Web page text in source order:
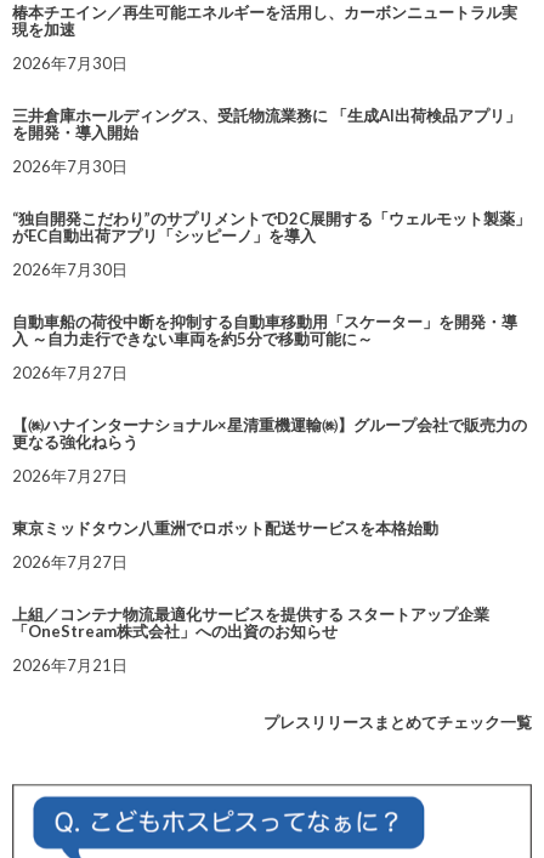
椿本チエイン／再生可能エネルギーを活用し、カーボンニュートラル実
現を加速
2026年7月30日
三井倉庫ホールディングス、受託物流業務に 「生成AI出荷検品アプリ」
を開発・導入開始
2026年7月30日
“独自開発こだわり”のサプリメントでD2C展開する「ウェルモット製薬」
がEC自動出荷アプリ「シッピーノ」を導入
2026年7月30日
自動車船の荷役中断を抑制する自動車移動用「スケーター」を開発・導
入 ～自力走行できない車両を約5分で移動可能に～
2026年7月27日
【㈱ハナインターナショナル×星清重機運輸㈱】グループ会社で販売力の
更なる強化ねらう
2026年7月27日
東京ミッドタウン八重洲でロボット配送サービスを本格始動
2026年7月27日
上組／コンテナ物流最適化サービスを提供する スタートアップ企業
「OneStream株式会社」への出資のお知らせ
2026年7月21日
プレスリリースまとめてチェック一覧